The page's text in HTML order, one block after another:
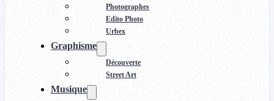
Photographes
Edito Photo
Urbex
Graphisme
Découverte
Street Art
Musique